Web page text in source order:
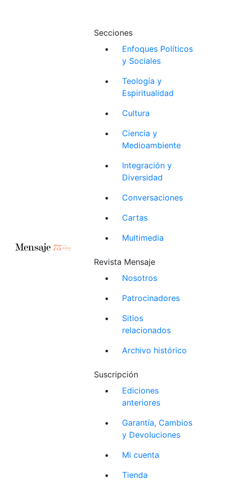
Secciones
Enfoques Políticos
y Sociales
Teología y
Espiritualidad
Cultura
Ciencia y
Medioambiente
Integración y
Diversidad
Conversaciones
Cartas
Multimedia
Revista Mensaje
Nosotros
Patrocinadores
Sitios
relacionados
Archivo histórico
Suscripción
Ediciones
anteriores
Garantía, Cambios
y Devoluciones
Mi cuenta
Tienda